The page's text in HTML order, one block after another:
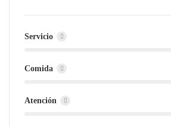
Servicio
Comida
Atención